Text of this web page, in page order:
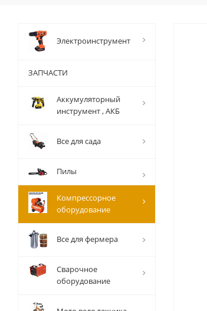
Электроинструмент
ЗАПЧАСТИ
Аккумуляторный
инструмент , АКБ
Все для сада
Пилы
Компрессорное
оборудование
Все для фермера
Сварочное
оборудование